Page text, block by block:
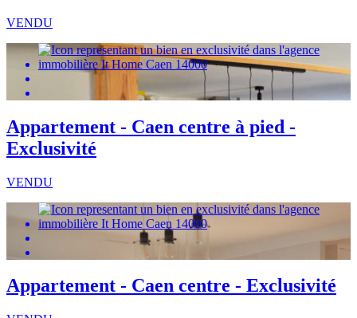
VENDU
Appartement - Caen centre à pied -
Exclusivité
VENDU
Appartement - Caen centre - Exclusivité